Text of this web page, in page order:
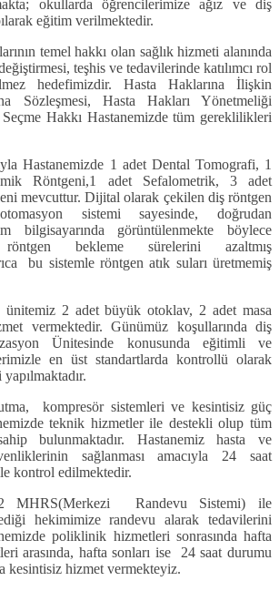
okullarda öğrencilerimize ağız ve diş
eğitim verilmektedir.
temel hakkı olan sağlık hizmeti alanında
teşhis ve tedavilerinde katılımcı rol
hedefimizdir. Hasta Haklarına İlişkin
Sözleşmesi, Hasta Hakları Yönetmeliği
Seçme Hakkı Hastanemizde tüm gereklilikleri
Hastanemizde 1 adet Dental Tomografi, 1
Röntgeni,1 adet Sefalometrik, 3 adet
mevcuttur. Dijital olarak çekilen diş röntgen
sistemi sayesinde, doğrudan
bilgisayarında görüntülenmekte böylece
bekleme sürelerini azaltmış
bu sistemle röntgen atık suları üretmemiş
ünitemiz 2 adet büyük otoklav, 2 adet masa
vermektedir. Günümüz koşullarında diş
Ünitesinde konusunda eğitimli ve
en üst standartlarda kontrollü olarak
kompresör sistemleri ve kesintisiz güç
teknik hizmetler ile destekli olup tüm
bulunmaktadır. Hastanemiz hasta ve
sağlanması amacıyla 24 saat
kontrol edilmektedir.
MHRS(Merkezi Randevu Sistemi) ile
hekimimize randevu alarak tedavilerini
poliklinik hizmetleri sonrasında hafta
arasında, hafta sonları ise 24 saat durumu
kesintisiz hizmet vermekteyiz.